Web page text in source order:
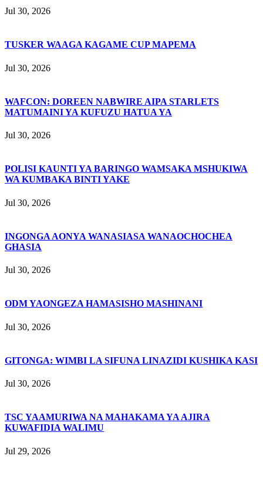
Jul 30, 2026
TUSKER WAAGA KAGAME CUP MAPEMA
Jul 30, 2026
WAFCON: DOREEN NABWIRE AIPA STARLETS
MATUMAINI YA KUFUZU HATUA YA
Jul 30, 2026
POLISI KAUNTI YA BARINGO WAMSAKA MSHUKIWA
WA KUMBAKA BINTI YAKE
Jul 30, 2026
INGONGA AONYA WANASIASA WANAOCHOCHEA
GHASIA
Jul 30, 2026
ODM YAONGEZA HAMASISHO MASHINANI
Jul 30, 2026
GITONGA: WIMBI LA SIFUNA LINAZIDI KUSHIKA KASI
Jul 30, 2026
TSC YAAMURIWA NA MAHAKAMA YA AJIRA
KUWAFIDIA WALIMU
Jul 29, 2026